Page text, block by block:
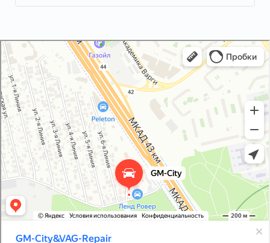
GM-City&VAG-Repair
Автосервис, автотехцентр в Москве
Магазин автозапчастей и автотоваров в Москве